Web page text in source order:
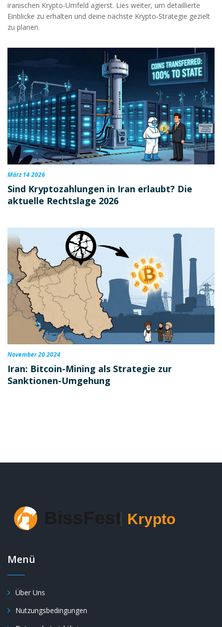
iranischen Krypto‑Umfeld agierst. Lies weiter, um detaillierte
Einblicke zu erhalten und deine nächste Krypto‑Strategie gezielt
zu planen.
März 14 2026
Sind Kryptozahlungen in Iran erlaubt? Die
aktuelle Rechtslage 2026
November 20 2024
Iran: Bitcoin-Mining als Strategie zur
Sanktionen-Umgehung
Menü
Über Uns
Nutzungsbedingungen